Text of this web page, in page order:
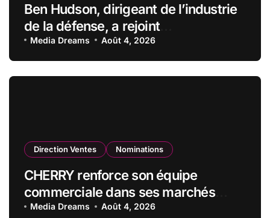
Ben Hudson, dirigeant de l’industrie
de la défense, a rejoint
CZECHOSLOVAK GROUP (CSG) en
qualité de vice-président du conseil
d’administration
Media Dreams Août 4, 2026
Direction Ventes Nominations
CHERRY renforce son équipe
commerciale dans ses marchés
stratégiques
Media Dreams Août 4, 2026